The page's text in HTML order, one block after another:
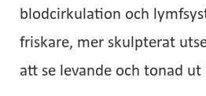
blodcirkulation och
friskare, mer skulpterat
att se levande och tonad ut